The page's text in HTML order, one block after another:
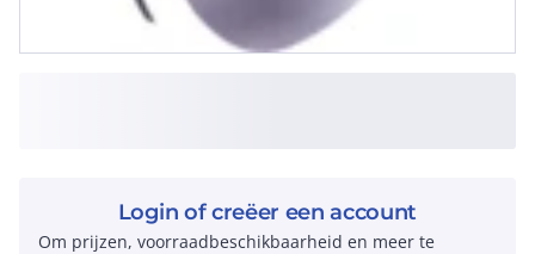
Login of creëer een account
Om prijzen, voorraadbeschikbaarheid en meer te